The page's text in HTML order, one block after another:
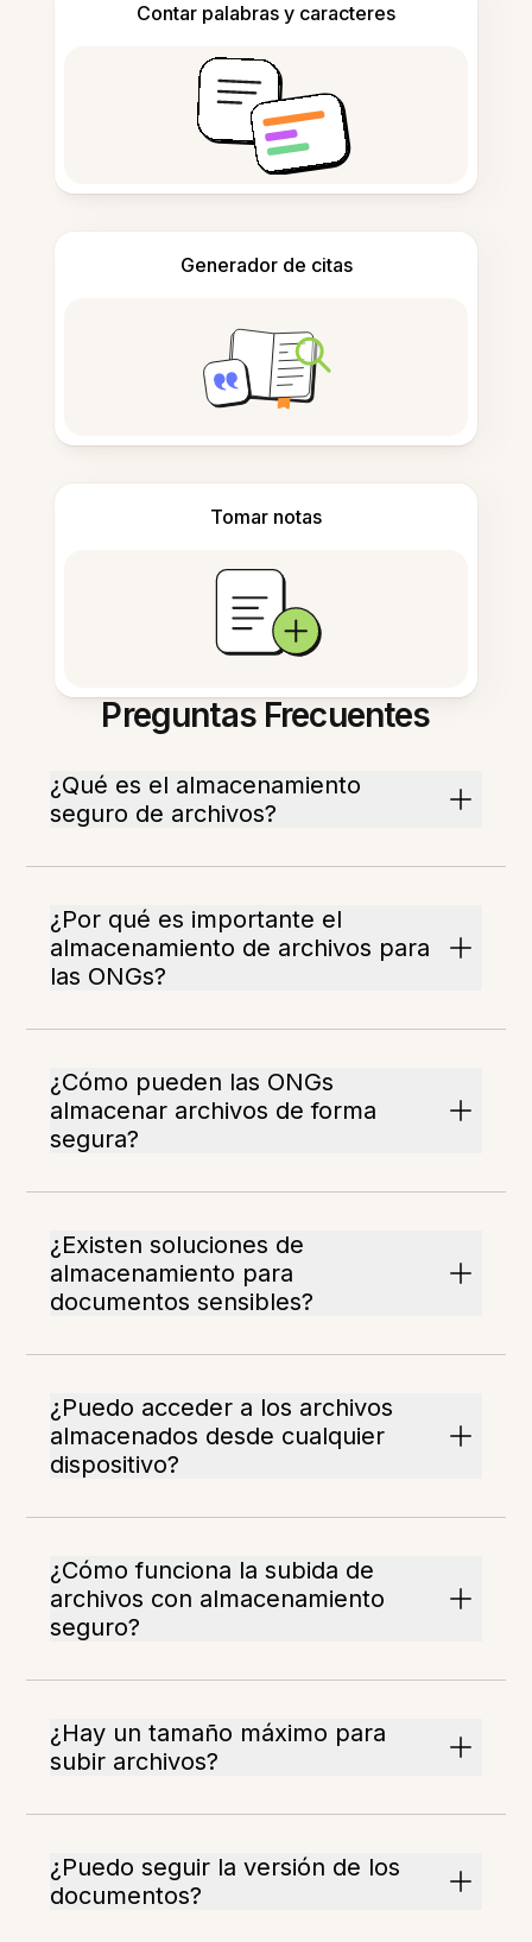
Contar palabras y caracteres
Generador de citas
Tomar notas
Preguntas Frecuentes
¿Qué es el almacenamiento
seguro de archivos?
¿Por qué es importante el
almacenamiento de archivos para
las ONGs?
¿Cómo pueden las ONGs
almacenar archivos de forma
segura?
¿Existen soluciones de
almacenamiento para
documentos sensibles?
¿Puedo acceder a los archivos
almacenados desde cualquier
dispositivo?
¿Cómo funciona la subida de
archivos con almacenamiento
seguro?
¿Hay un tamaño máximo para
subir archivos?
¿Puedo seguir la versión de los
documentos?